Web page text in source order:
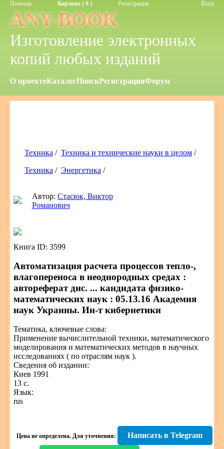
Помощь Корзина ( 0 ) Регистрация Вход
ANY-BOOK
Изготовление электронных
копий любых изданий
О проектеКаталогПоискРегистрацияФорум
Техника / Техника и технические науки в целом /
Техника / Энергетика /
Автор: Стасюк, Виктор
Романович
Книга ID: 3599
Автоматизация расчета процессов тепло-,
влагопереноса в неоднородных средах :
автореферат дис. ... кандидата физико-
математических наук : 05.13.16 Академия
наук Украины. Ин-т кибернетики
Тематика, ключевые слова:
Применение вычислительной техники, математического
моделирования и математических методов в научных
исследованиях ( по отраслям наук ).
Сведения об издании:
Киев 1991
13 с.
Язык:
rus
Цена не определена. Для уточнения: Написать в Telegram